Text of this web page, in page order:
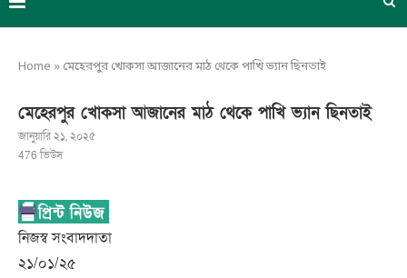
Home » মেহেরপুর খোকসা আজানের মাঠ থেকে পাখি ভ্যান ছিনতাই
মেহেরপুর খোকসা আজানের মাঠ থেকে পাখি ভ্যান ছিনতাই
জানুয়ারি ২১, ২০২৫
476ভিউস
নিজস্ব সংবাদদাতা
২১/০১/২৫